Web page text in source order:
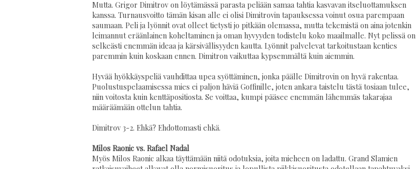
Mutta. Grigor Dimitrov on löytämässä parasta peliään samaa tahtia kasvavan itseluottamuksen
kanssa. Turnausvoitto tämän kisan alle ei olisi Dimitrovin tapauksessa voinut osua parempaan
saumaan. Peli ja lyönnit ovat olleet tietysti jo pitkään olemassa, mutta tekemistä on aina jotenkin
leimannut eräänlainen koheltaminen ja oman hyvyyden todistelu koko maailmalle. Nyt pelissä on
selkeästi enemmän ideaa ja kärsivällisyyden kautta. Lyönnit palvelevat tarkoitustaan kenties
paremmin kuin koskaan ennen. Dimitron vaikuttaa kypsemmältä kuin aiemmin.
Hyvää hyökkäyspeliä vauhdittaa upea syöttäminen, jonka päälle Dimitrovin on hyvä rakentaa.
Puolustuspelaamisessa mies ei paljon häviä Goffinille, joten ankara taistelu tästä tosiaan tulee,
niin voitosta kuin kenttäpositiosta. Se voittaa, kumpi pääsee enemmän lähemmäs takarajaa
määräämään ottelun tahtia.
Dimitrov 3-2. Ehkä? Ehdottomasti ehkä.
Milos Raonic vs. Rafael Nadal
Myös Milos Raonic alkaa täyttämään niitä odotuksia, joita mieheen on ladattu. Grand Slamien